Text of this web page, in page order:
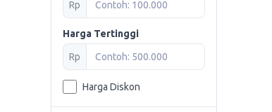
Rp
Harga Tertinggi
Rp
Harga Diskon